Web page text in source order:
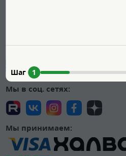
Мы на маркетплейсах:
Мы в соц. сетях:
Мы принимаем:
Шаг 1